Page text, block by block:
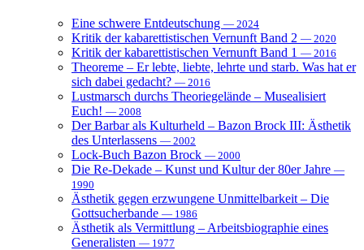
Eine schwere Entdeutschung — 2024
Kritik der kabarettistischen Vernunft Band 2 — 2020
Kritik der kabarettistischen Vernunft Band 1 — 2016
Theoreme – Er lebte, liebte, lehrte und starb. Was hat er
sich dabei gedacht? — 2016
Lustmarsch durchs Theoriegelände – Musealisiert
Euch! — 2008
Der Barbar als Kulturheld – Bazon Brock III: Ästhetik
des Unterlassens — 2002
Lock-Buch Bazon Brock — 2000
Die Re-Dekade – Kunst und Kultur der 80er Jahre —
1990
Ästhetik gegen erzwungene Unmittelbarkeit – Die
Gottsucherbande — 1986
Ästhetik als Vermittlung – Arbeitsbiographie eines
Generalisten — 1977